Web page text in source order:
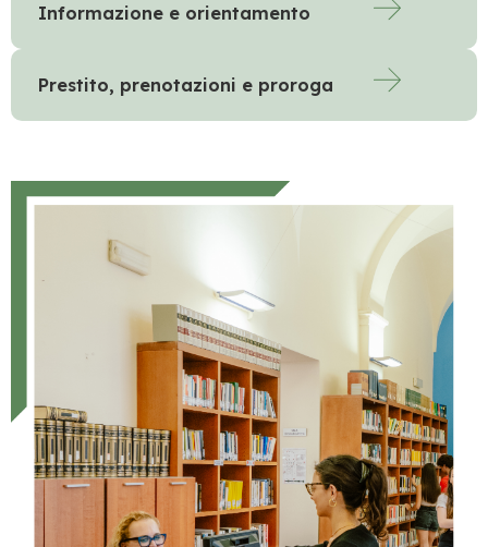
Informazione e orientamento
Prestito, prenotazioni e proroga